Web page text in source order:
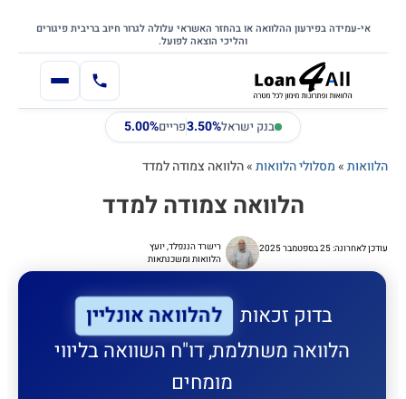
לתוכן
דלג לתוכן הראשי
אי-עמידה בפירעון ההלוואה או בהחזר האשראי עלולה לגרור חיוב בריבית פיגורים
והליכי הוצאה לפועל.
בנק ישראל3.50%פריים5.00%
הלוואות»מסלולי הלוואות»הלוואה צמודה למדד
הלוואה צמודה למדד
עודכן לאחרונה: 25 בספטמבר 2025
רישרד הננפלד, יועץ
הלוואות ומשכנתאות
בדוק זכאות להלוואה אונליין
הלוואה משתלמת, דו"ח השוואה בליווי
מומחים